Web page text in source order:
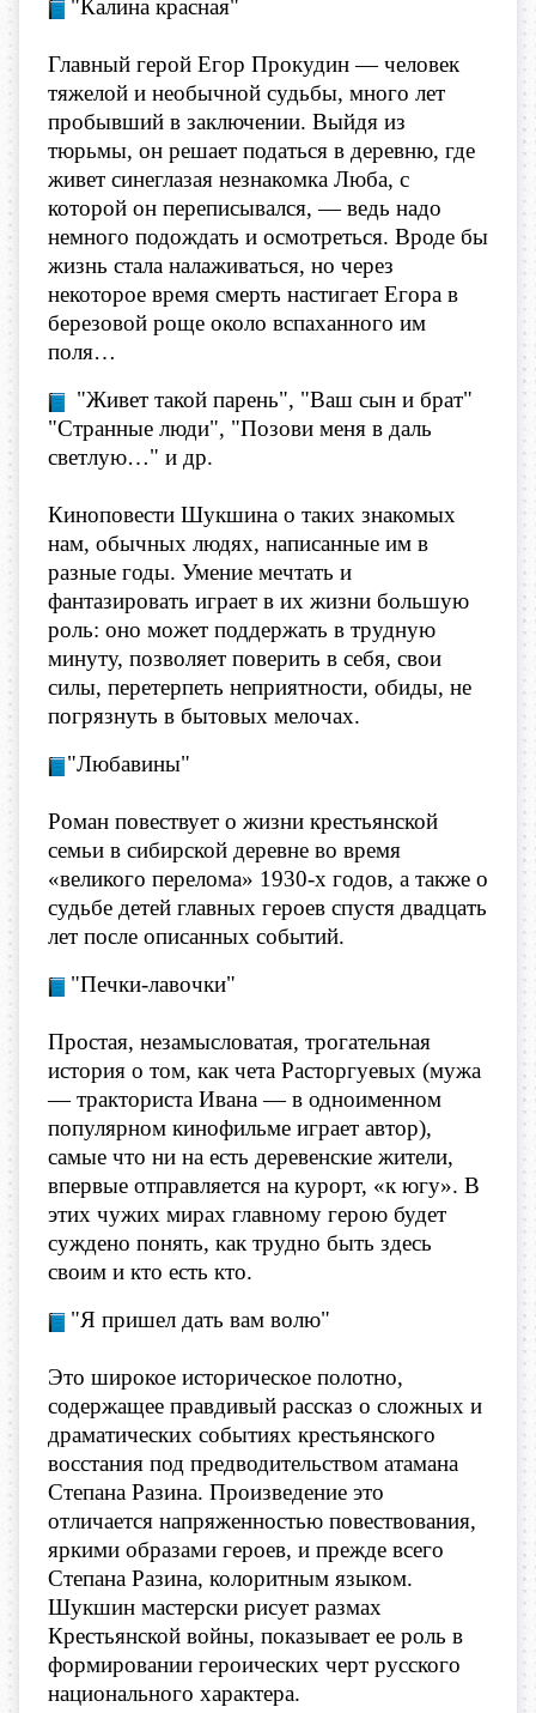
​"Калина красная"
Главный герой Егор Прокудин — человек
тяжелой и необычной судьбы, много лет
пробывший в заключении. Выйдя из
тюрьмы, он решает податься в деревню, где
живет синеглазая незнакомка Люба, с
которой он переписывался, — ведь надо
немного подождать и осмотреться. Вроде бы
жизнь стала налаживаться, но через
некоторое время смерть настигает Егора в
березовой роще около вспаханного им
поля…
​ "Живет такой парень", "Ваш сын и брат"
"Странные люди", "Позови меня в даль
светлую…" и др.
Киноповести Шукшина о таких знакомых
нам, обычных людях, написанные им в
разные годы. Умение мечтать и
фантазировать играет в их жизни большую
роль: оно может поддержать в трудную
минуту, позволяет поверить в себя, свои
силы, перетерпеть неприятности, обиды, не
погрязнуть в бытовых мелочах.
"Любавины"
Роман повествует о жизни крестьянской
семьи в сибирской деревне во время
«великого перелома» 1930-х годов, а также о
судьбе детей главных героев спустя двадцать
лет после описанных событий.
​"Печки-лавочки"
Простая, незамысловатая, трогательная
история о том, как чета Расторгуевых (мужа
— тракториста Ивана — в одноименном
популярном кинофильме играет автор),
самые что ни на есть деревенские жители,
впервые отправляется на курорт, «к югу». В
этих чужих мирах главному герою будет
суждено понять, как трудно быть здесь
своим и кто есть кто.
​"Я пришел дать вам волю"
Это широкое историческое полотно,
содержащее правдивый рассказ о сложных и
драматических событиях крестьянского
восстания под предводительством атамана
Степана Разина. Произведение это
отличается напряженностью повествования,
яркими образами героев, и прежде всего
Степана Разина, колоритным языком.
Шукшин мастерски рисует размах
Крестьянской войны, показывает ее роль в
формировании героических черт русского
национального характера.